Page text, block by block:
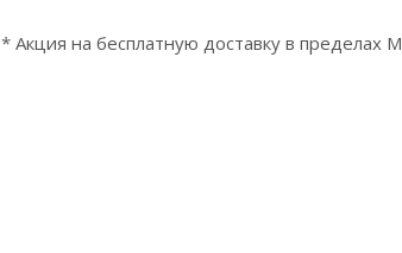
* Акция на бесплатную доставку в